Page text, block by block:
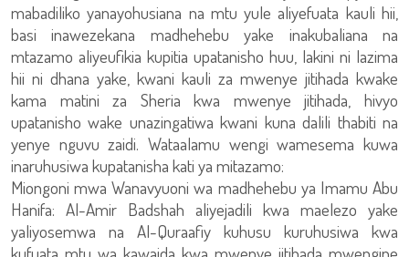
mabadiliko yanayohusiana na mtu yule aliyefuata kauli hii,
basi inawezekana madhehebu yake inakubaliana na
mtazamo aliyeufikia kupitia upatanisho huu, lakini ni lazima
hii ni dhana yake, kwani kauli za mwenye jitihada kwake
kama matini za Sheria kwa mwenye jitihada, hivyo
upatanisho wake unazingatiwa kwani kuna dalili thabiti na
yenye nguvu zaidi. Wataalamu wengi wamesema kuwa
inaruhusiwa kupatanisha kati ya mitazamo:
Miongoni mwa Wanavyuoni wa madhehebu ya Imamu Abu
Hanifa: Al-Amir Badshah aliyejadili kwa maelezo yake
yaliyosemwa na Al-Quraafiy kuhusu kuruhusiwa kwa